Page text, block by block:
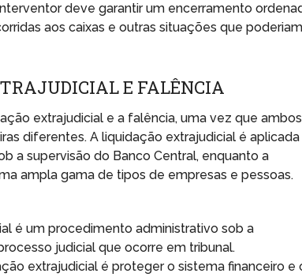
deve garantir um encerramento
aos caixas e outras situações que poderiam
E FALÊNCIA
extrajudicial e a falência, uma vez que ambos
diferentes. A liquidação extrajudicial é aplicada
a supervisão do Banco Central, enquanto a
ampla gama de tipos de empresas e pessoas.
é um procedimento administrativo sob a
judicial que ocorre em tribunal.
extrajudicial é proteger o sistema financeiro e